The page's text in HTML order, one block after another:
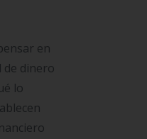
en
de dinero
lo